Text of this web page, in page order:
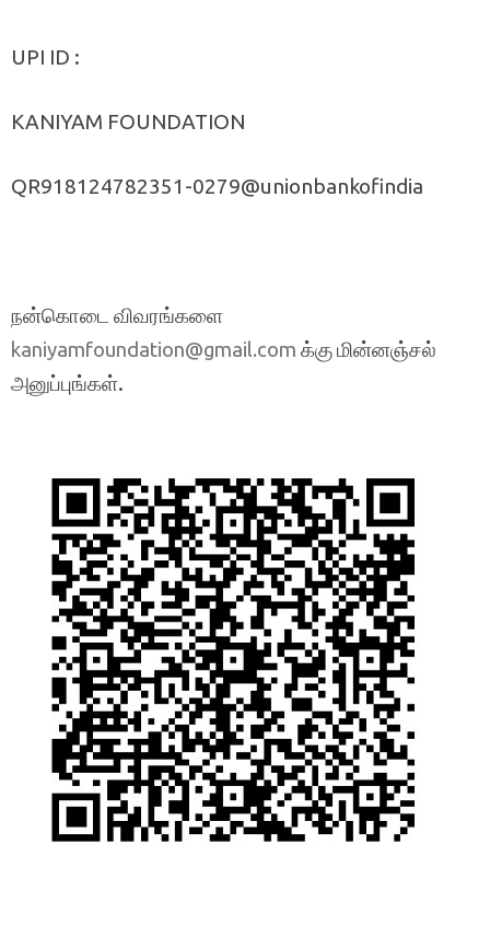
UPI ID :
KANIYAM FOUNDATION
QR918124782351-0279@unionbankofindia
நன்கொடை விவரங்களை
kaniyamfoundation@gmail.com க்கு மின்னஞ்சல்
அனுப்புங்கள்.